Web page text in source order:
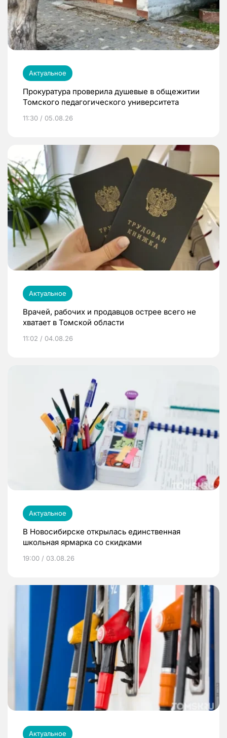
Актуальное
Прокуратура проверила душевые в общежитии
Томского педагогического университета
11:30 / 05.08.26
Актуальное
Врачей, рабочих и продавцов острее всего не
хватает в Томской области
11:02 / 04.08.26
Актуальное
В Новосибирске открылась единственная
школьная ярмарка со скидками
19:00 / 03.08.26
Актуальное